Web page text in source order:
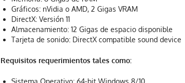
Gráficos: nVidia o AMD, 2 Gigas VRAM
DirectX: Versión 11
Almacenamiento: 12 Gigas de espacio disponible
Tarjeta de sonido: DirectX compatible sound device
Requisitos requerimientos tales como: